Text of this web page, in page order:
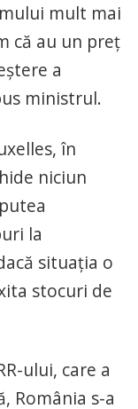
mult mai
că au un preț
a
ministrul.
în
niciun
la
situația o
stocuri de
ului, care a
România s-a